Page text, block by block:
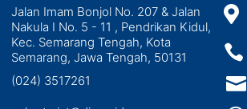
Jalan Imam Bonjol No. 207 & Jalan
Nakula I No. 5 - 11 , Pendrikan Kidul,
Kec. Semarang Tengah, Kota
Semarang, Jawa Tengah, 50131
(024) 3517261


